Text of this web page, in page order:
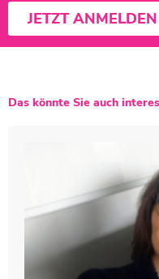
JETZT ANMELDEN
Das könnte Sie auch